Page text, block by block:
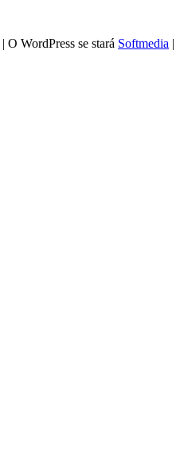
| O WordPress se stará Softmedia |